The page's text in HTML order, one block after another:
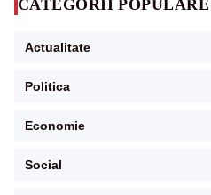
CATEGORII POPULARE
Actualitate
Politica
Economie
Social